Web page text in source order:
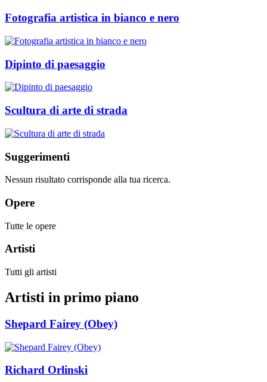
Fotografia artistica in bianco e nero
Dipinto di paesaggio
Scultura di arte di strada
Suggerimenti
Nessun risultato corrisponde alla tua ricerca.
Opere
Tutte le opere
Artisti
Tutti gli artisti
Artisti in primo piano
Shepard Fairey (Obey)
Richard Orlinski